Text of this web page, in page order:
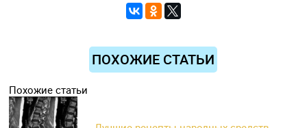
ПОХОЖИЕ СТАТЬИ
Похожие статьи